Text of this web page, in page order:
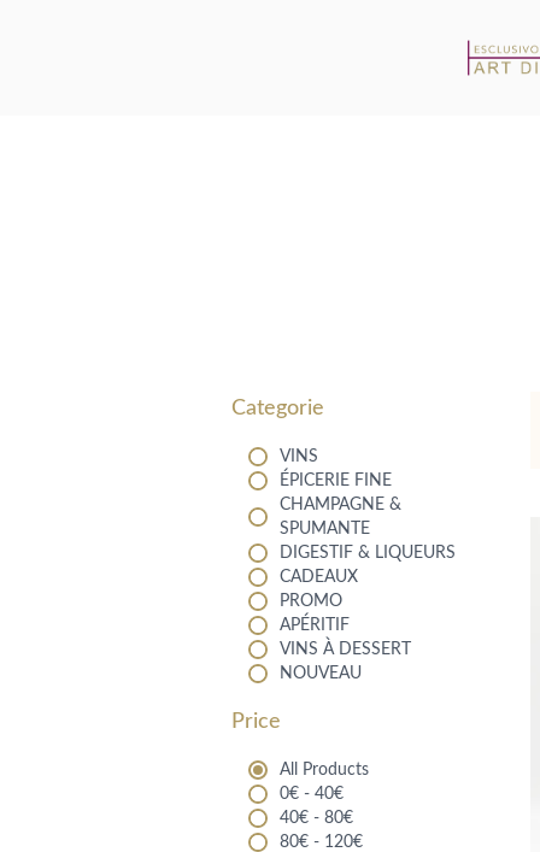
Filters
Categorie
VINS
ÉPICERIE FINE
CHAMPAGNE &
SPUMANTE
DIGESTIF & LIQUEURS
CADEAUX
PROMO
APÉRITIF
VINS À DESSERT
NOUVEAU
Price
All Products
0€ - 40€
40€ - 80€
80€ - 120€